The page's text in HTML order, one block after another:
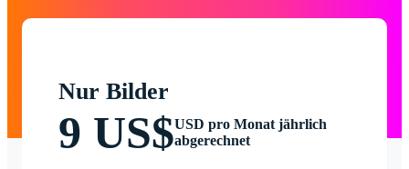
Nur Bilder
9 US$USD pro Monat jährlich
abgerechnet